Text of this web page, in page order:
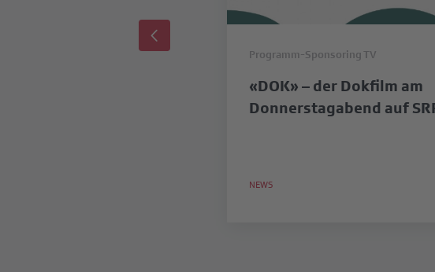
Programm-Sponsoring TV
«DOK» – der Dokfilm am
Donnerstagabend auf
NEWS